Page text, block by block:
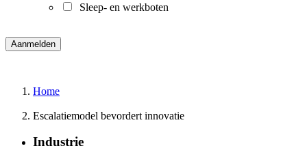
Sleep- en werkboten
Home
Escalatiemodel bevordert innovatie
Industrie